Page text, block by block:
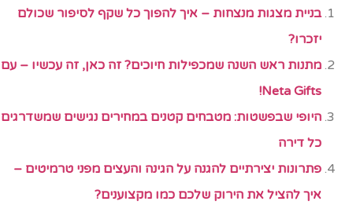
בניית מצגות מנצחות – איך להפוך כל שקף לסיפור שכולם
יזכרו?
מתנות ראש השנה שמכפילות חיוכים? זה כאן, זה עכשיו – עם
Neta Gifts!
היופי שבפשטות: מטבחים קטנים במחירים נגישים שמשדרגים
כל דירה
פתרונות יצירתיים להגנה על הגינה והעצים מפני טרמיטים –
איך להציל את הירוק שלכם כמו מקצוענים?